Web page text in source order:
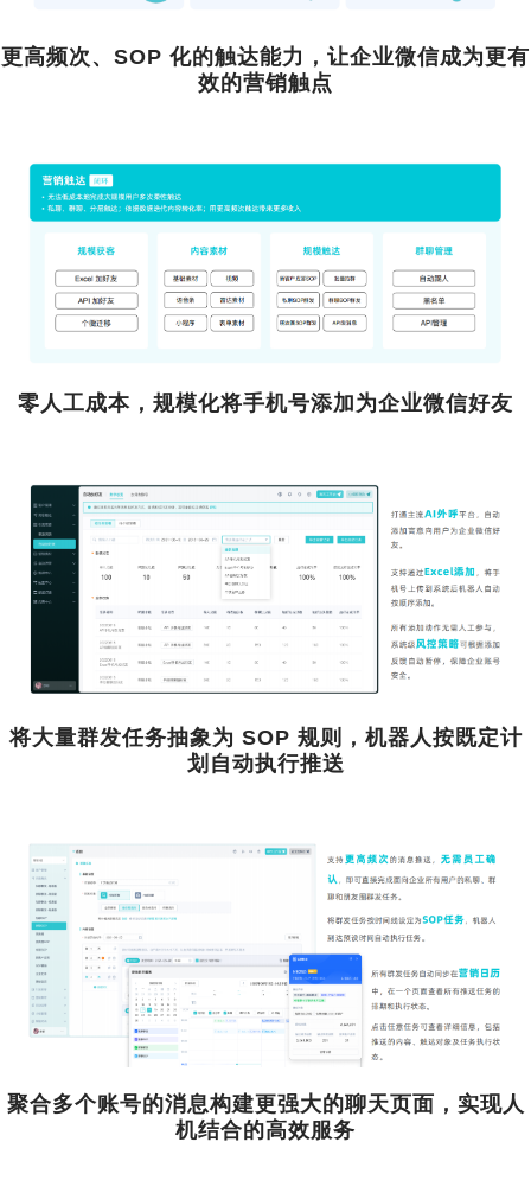
更高频次、SOP 化的触达能力，让企业微信成为更有
效的营销触点
零人工成本，规模化将手机号添加为企业微信好友
将大量群发任务抽象为 SOP 规则，机器人按既定计
划自动执行推送
聚合多个账号的消息构建更强大的聊天页面，实现人
机结合的高效服务